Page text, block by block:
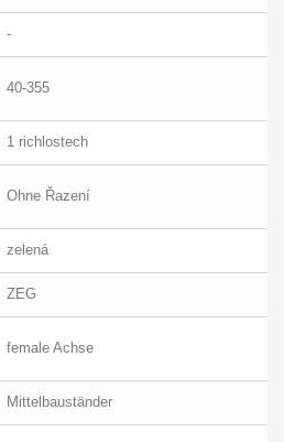
-
40-355
1 richlostech
Ohne Řazení
zelená
ZEG
female Achse
Mittelbauständer